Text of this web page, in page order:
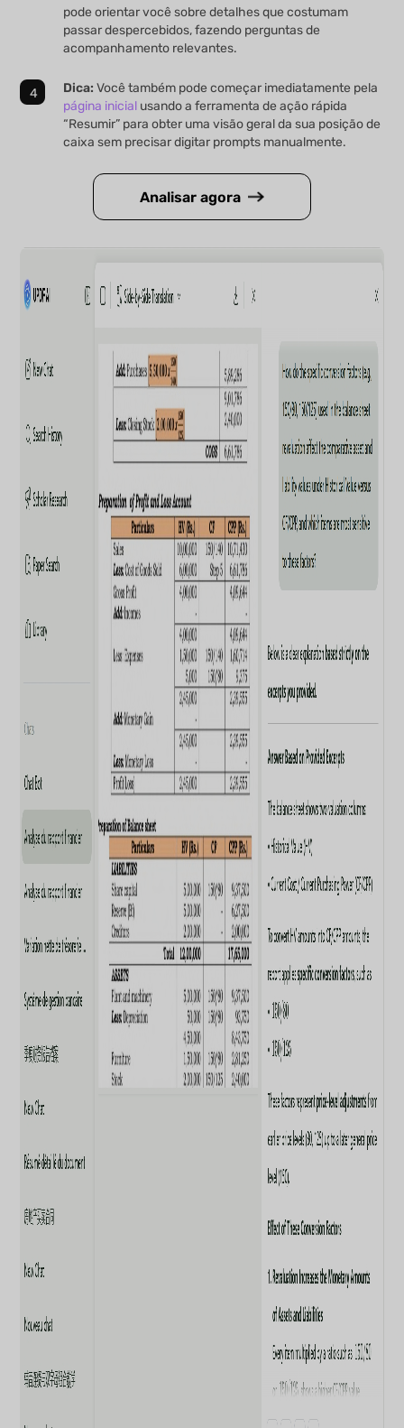
pode orientar você sobre detalhes que costumam
passar despercebidos, fazendo perguntas de
acompanhamento relevantes.
Dica: Você também pode começar imediatamente pela
página inicial usando a ferramenta de ação rápida
“Resumir” para obter uma visão geral da sua posição de
caixa sem precisar digitar prompts manualmente.
Analisar agora